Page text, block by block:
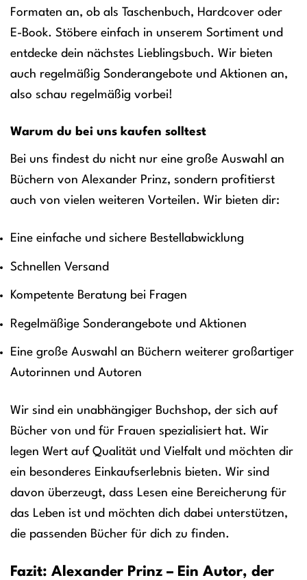
Formaten an, ob als Taschenbuch, Hardcover oder
E-Book. Stöbere einfach in unserem Sortiment und
entdecke dein nächstes Lieblingsbuch. Wir bieten
auch regelmäßig Sonderangebote und Aktionen an,
also schau regelmäßig vorbei!
Warum du bei uns kaufen solltest
Bei uns findest du nicht nur eine große Auswahl an
Büchern von Alexander Prinz, sondern profitierst
auch von vielen weiteren Vorteilen. Wir bieten dir:
Eine einfache und sichere Bestellabwicklung
Schnellen Versand
Kompetente Beratung bei Fragen
Regelmäßige Sonderangebote und Aktionen
Eine große Auswahl an Büchern weiterer großartiger
Autorinnen und Autoren
Wir sind ein unabhängiger Buchshop, der sich auf
Bücher von und für Frauen spezialisiert hat. Wir
legen Wert auf Qualität und Vielfalt und möchten dir
ein besonderes Einkaufserlebnis bieten. Wir sind
davon überzeugt, dass Lesen eine Bereicherung für
das Leben ist und möchten dich dabei unterstützen,
die passenden Bücher für dich zu finden.
Fazit: Alexander Prinz – Ein Autor, der